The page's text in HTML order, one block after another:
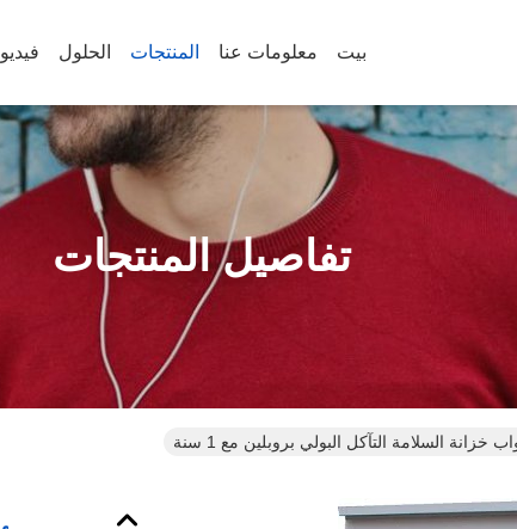
بيت معلومات عنا المنتجات الحلول فيديو
تفاصيل المنتجات